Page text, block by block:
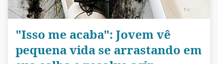
"Isso me acaba": Jovem vê
pequena vida se arrastando em